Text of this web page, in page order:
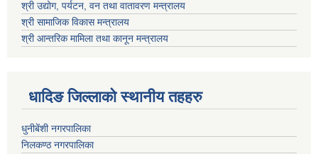
श्री उद्योग, पर्यटन, वन तथा वातावरण मन्त्रालय
श्री सामाजिक विकास मन्त्रालय
श्री आन्तरिक मामिला तथा कानून मन्त्रालय
धादिङ जिल्लाकाे स्थानीय तहहरु
धुनीबेंशी नगरपालिका
निलकण्ठ नगरपालिका